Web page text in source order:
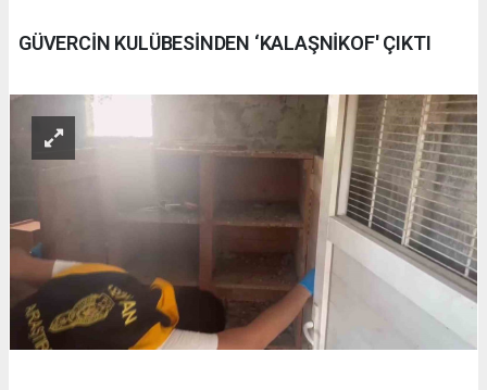
GÜVERCİN KULÜBESİNDEN ‘KALAŞNİKOF' ÇIKTI